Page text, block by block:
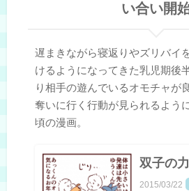
い合い開
遅まきながら寝返りやズリバイ
けるようになってきた乳児期後
り相手の遊んでいるオモチャが
奪いに行く行動が見られるよう
頃の漫画。
双子の
2015/03/22